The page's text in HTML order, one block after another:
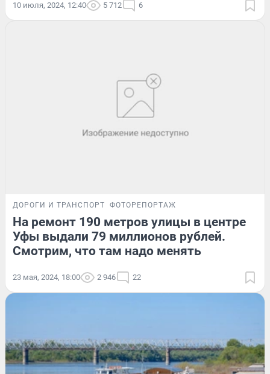
10 июля, 2024, 12:40 5 712 6
ДОРОГИ И ТРАНСПОРТ ФОТОРЕПОРТАЖ
На ремонт 190 метров улицы в центре
Уфы выдали 79 миллионов рублей.
Смотрим, что там надо менять
23 мая, 2024, 18:00 2 946 22